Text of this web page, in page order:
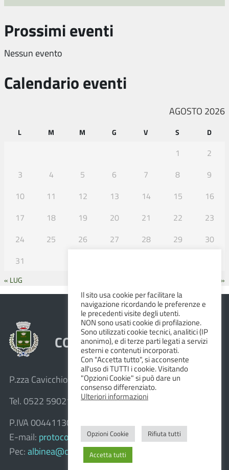
Prossimi eventi
Nessun evento
Calendario eventi
AGOSTO 2026
L M M G V S D
1
2
3
4 5 6 7 8
9
10
11 12 13 14 15
16
17
18 19 20 21 22
23
24
25 26 27 28 29
30
31
« LUG SET »
COMUNE DI ALBINEA
P.zza Cavicchioni, 8 – 42020 Albinea (R.E.)
Tel. 0522 590211 – Fax 0522 590236
P.IVA 00441130358
E-mail: protocollo@comune.albinea.re.it
Pec: albinea@cert.provincia.re.it
Il sito usa cookie per facilitare la
navigazione ricordando le preferenze e
le precedenti visite degli utenti.
NON sono usati cookie di profilazione.
Sono utilizzati cookie tecnici, analitici (IP
anonimo), e di terze parti legati a servizi
esterni e contenuti incorporati.
Con "Accetta tutto", si acconsente
all'uso di TUTTI i cookie. Visitando
"Opzioni Cookie" si può dare un
consenso differenziato.
Ulteriori informazioni
Opzioni Cookie Rifiuta tutti
Accetta tutti